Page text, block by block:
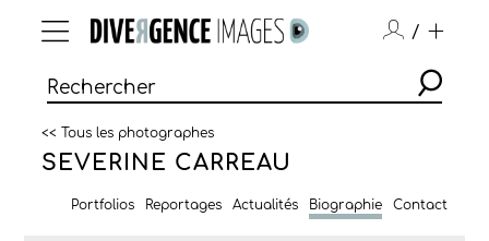
/
<< Tous les photographes
SEVERINE CARREAU
Portfolios Reportages Actualités Biographie Contact